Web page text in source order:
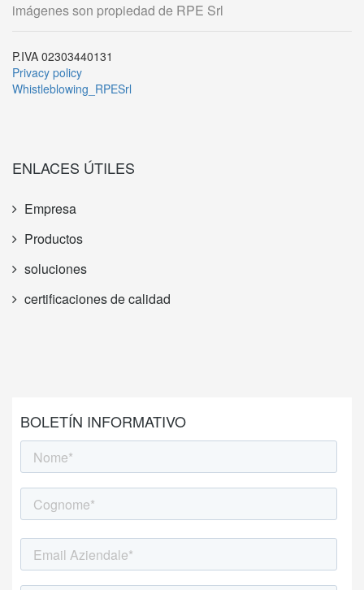
imágenes son propiedad de RPE Srl
P.IVA 02303440131
Privacy policy
Whistleblowing_RPESrl
ENLACES ÚTILES
Empresa
Productos
soluciones
certificaciones de calidad
BOLETÍN INFORMATIVO